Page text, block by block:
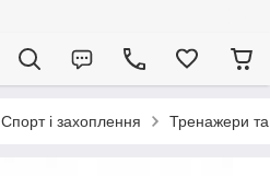
Спорт і захоплення Тренажери